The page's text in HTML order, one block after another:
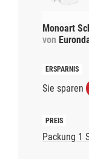
Monoart
von
Sie sparen
Packung 1